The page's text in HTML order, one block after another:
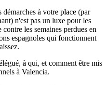
à votre place (par
n'est pas un luxe pour les
les semaines perdues en
espagnoles qui fonctionnent
à qui, et comment être mis
à Valencia.